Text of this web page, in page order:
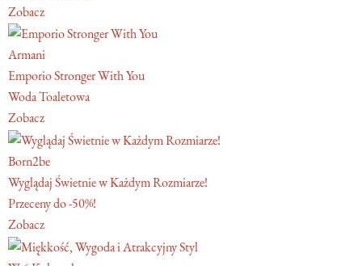
Zobacz
Armani
Emporio Stronger With You
Woda Toaletowa
Zobacz
Born2be
Wyglądaj Świetnie w Każdym Rozmiarze!
Przeceny do -50%!
Zobacz